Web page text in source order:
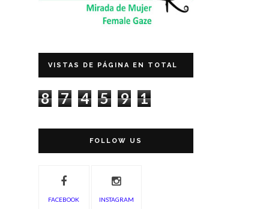
VISTAS DE PÁGINA EN TOTAL
8 7 4 5 9 1
FOLLOW US
FACEBOOK INSTAGRAM